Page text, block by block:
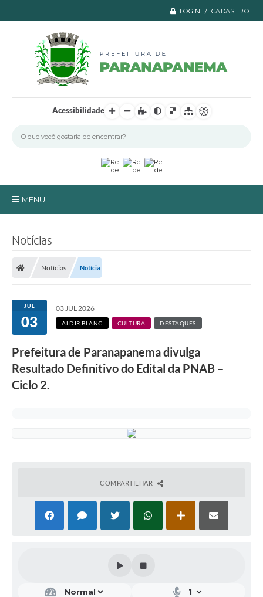
LOGIN / CADASTRO
Acessibilidade
MENU
Transparência
Ouvidoria / SIC
Fale Conosco
Leis Municipais
Diário Oficial
A Nossa Cidade
Notícias
Notícias Notícia
JUL
03
03 JUL 2026
ALDIR BLANC CULTURA DESTAQUES
Prefeitura de Paranapanema divulga
Resultado Definitivo do Edital da PNAB –
Ciclo 2.
COMPARTILHAR